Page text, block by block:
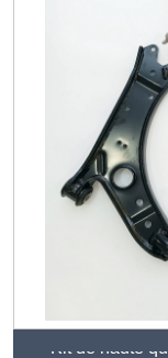
Kit de haute